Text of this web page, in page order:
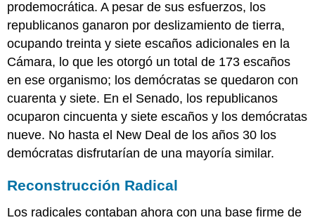
prodemocrática. A pesar de sus esfuerzos, los
republicanos ganaron por deslizamiento de tierra,
ocupando treinta y siete escaños adicionales en la
Cámara, lo que les otorgó un total de 173 escaños
en ese organismo; los demócratas se quedaron con
cuarenta y siete. En el Senado, los republicanos
ocuparon cincuenta y siete escaños y los demócratas
nueve. No hasta el New Deal de los años 30 los
demócratas disfrutarían de una mayoría similar.
Reconstrucción Radical
Los radicales contaban ahora con una base firme de